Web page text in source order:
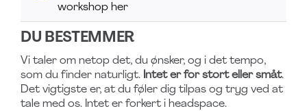
workshop her
DU BESTEMMER
Vi taler om netop det, du ønsker, og i det tempo,
som du finder naturligt. Intet er for stort eller småt.
Det vigtigste er, at du føler dig tilpas og tryg ved at
tale med os. Intet er forkert i headspace.